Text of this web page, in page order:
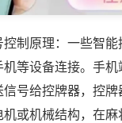
制原理：一些智
等设备连接。手
号给控牌器，控
或机械结构，在